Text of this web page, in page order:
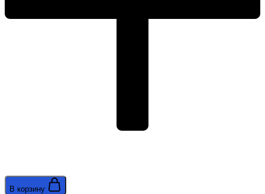
новинка
В корзину